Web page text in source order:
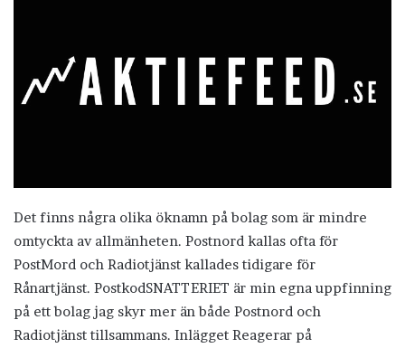
Det finns några olika öknamn på bolag som är mindre
omtyckta av allmänheten. Postnord kallas ofta för
PostMord och Radiotjänst kallades tidigare för
Rånartjänst. PostkodSNATTERIET är min egna uppfinning
på ett bolag jag skyr mer än både Postnord och
Radiotjänst tillsammans. Inlägget Reagerar på